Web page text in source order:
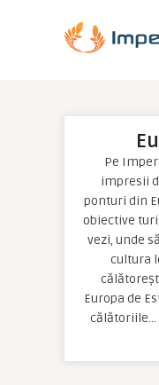
Pe
impresii
ponturi din
obiective
vezi, unde
cultura
Europa de
călătoriile…